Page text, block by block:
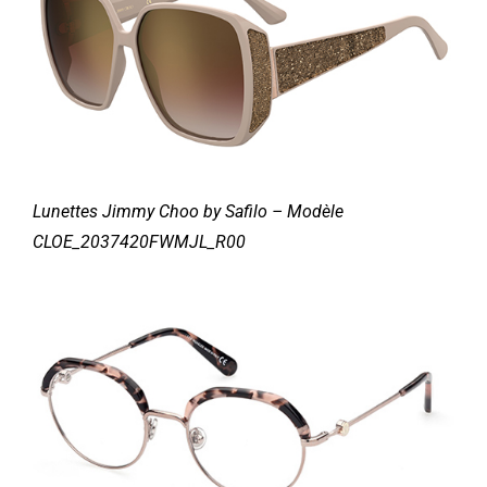
Lunettes Jimmy Choo by Safilo – Modèle
CLOE_2037420FWMJL_R00